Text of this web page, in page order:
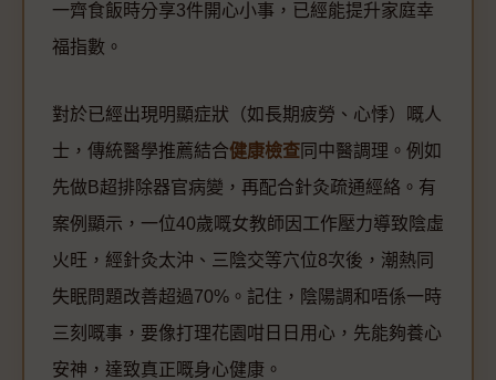
一齊食飯時分享3件開心小事，已經能提升家庭幸
福指數。
對於已經出現明顯症狀（如長期疲勞、心悸）嘅人
士，傳統醫學推薦結合健康檢查 同中醫調理。例如
先做B超排除器官病變，再配合針灸疏通經絡。有
案例顯示，一位40歲嘅女教師因工作壓力導致陰虛
火旺，經針灸太沖、三陰交等穴位8次後，潮熱同
失眠問題改善超過70%。記住，陰陽調和唔係一時
三刻嘅事，要像打理花園咁日日用心，先能夠養心
安神，達致真正嘅身心健康。